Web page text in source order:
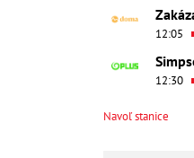
12:05
12:30
Navoľ stanice